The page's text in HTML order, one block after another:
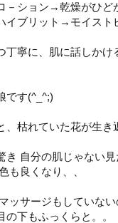
－ション→乾燥がひど
イブリット→モイスト
丁寧に、肌に話しかけ
です(^_^;)
、枯れていた花が生き
き 自分の肌じゃない
も良くなり、、
ッサージもしていな
下もふっくらと。。